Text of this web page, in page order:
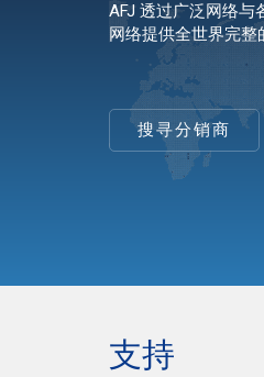
AFJ 透过广泛网络与
网络提供全世界完整
搜寻分销商
支持